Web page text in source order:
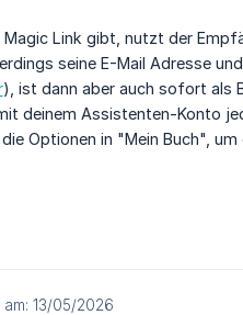
Link gibt, nutzt der
seine E-Mail Adresse
), ist dann aber auch sofort als
deinem Assistenten-Konto
Optionen in "Mein Buch", um
am: 13/05/2026